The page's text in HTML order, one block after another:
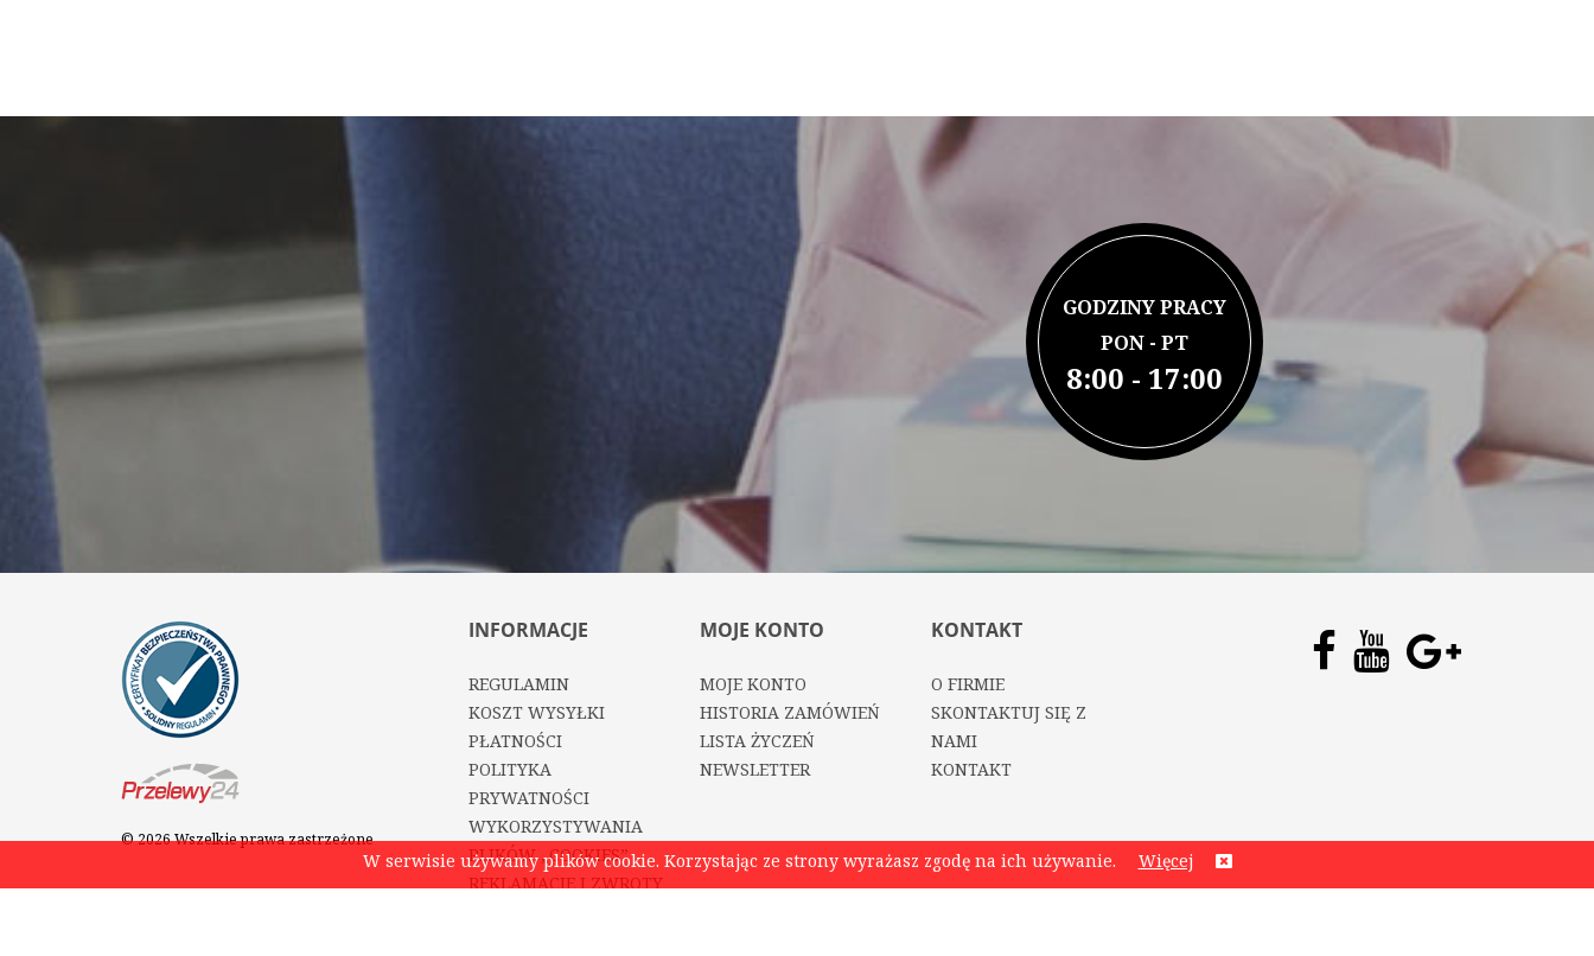
GODZINY PRACY
PON - PT
8:00 - 17:00
© 2026 Wszelkie prawa zastrzeżone
INFORMACJE
REGULAMIN
KOSZT WYSYŁKI
PŁATNOŚCI
POLITYKA
PRYWATNOŚCI
WYKORZYSTYWANIA
PLIKÓW „COOKIES”
REKLAMACJE I ZWROTY
MOJE KONTO
MOJE KONTO
HISTORIA ZAMÓWIEŃ
LISTA ŻYCZEŃ
NEWSLETTER
KONTAKT
O FIRMIE
SKONTAKTUJ SIĘ Z
NAMI
KONTAKT
W serwisie używamy plików cookie. Korzystając ze strony wyrażasz zgodę na ich używanie. Więcej